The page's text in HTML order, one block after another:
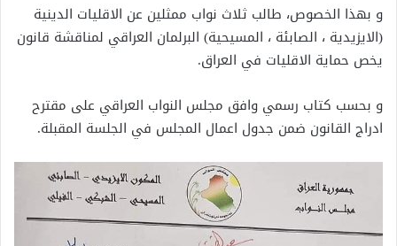
و بهذا الخصوص، طالب ثلاث نواب ممثلين عن الاقليات الدينية
(الايزيدية ، الصابئة ، المسيحية) البرلمان العراقي لمناقشة قانون
يخص حماية الاقليات في العراق.
و بحسب كتاب رسمي وافق مجلس النواب العراقي على مقترح
ادراج القانون ضمن جدول اعمال المجلس في الجلسة المقبلة.